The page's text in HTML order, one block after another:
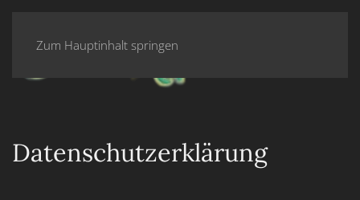
Zum Hauptinhalt springen
Datenschutz­erklärung